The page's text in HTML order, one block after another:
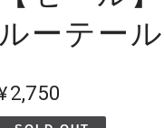
ルーテー
¥2,750